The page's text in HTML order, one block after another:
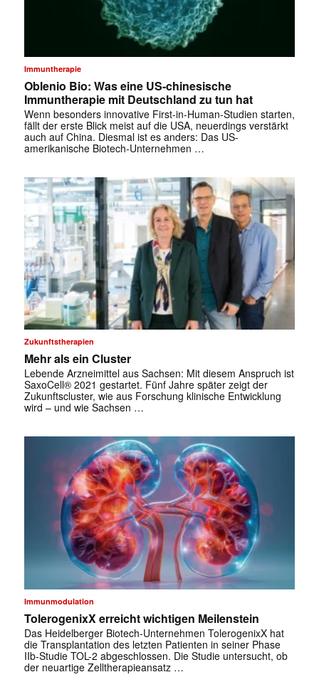
✕
Immuntherapie
Oblenio Bio: Was eine US-chinesische
Immuntherapie mit Deutschland zu tun hat
Wenn besonders innovative First-in-Human-Studien starten,
fällt der erste Blick meist auf die USA, neuerdings verstärkt
auch auf China. Diesmal ist es anders: Das US-
amerikanische Biotech-Unternehmen …
Zukunftstherapien
Mehr als ein Cluster
Lebende Arzneimittel aus Sachsen: Mit ­diesem Anspruch ist
SaxoCell® 2021 gestartet. Fünf Jahre später zeigt der
Zukunftscluster, wie aus Forschung klinische Entwicklung
wird – und wie Sachsen …
Immunmodulation
TolerogenixX erreicht wichtigen Meilenstein
Das Heidelberger Biotech-Unternehmen TolerogenixX hat
die Transplantation des letzten Patienten in seiner Phase
IIb-Studie TOL-2 abgeschlossen. Die Studie untersucht, ob
der neuartige Zelltherapieansatz …